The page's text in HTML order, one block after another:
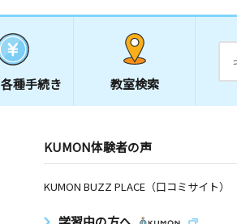
各種手続き 教室検索
KUMON体験者の声
KUMON BUZZ PLACE（口コミサイト）